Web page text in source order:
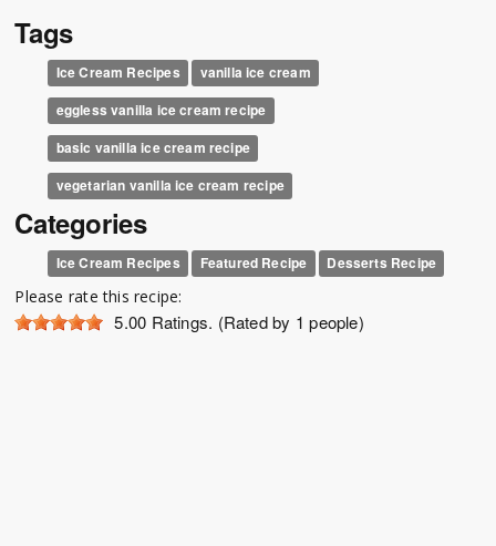
Tags
Ice Cream Recipes
vanilla ice cream
eggless vanilla ice cream recipe
basic vanilla ice cream recipe
vegetarian vanilla ice cream recipe
Categories
Ice Cream Recipes Featured Recipe Desserts Recipe
Please rate this recipe:
5.00 Ratings. (Rated by 1 people)